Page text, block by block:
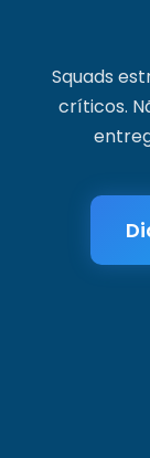
Squads
críticos.